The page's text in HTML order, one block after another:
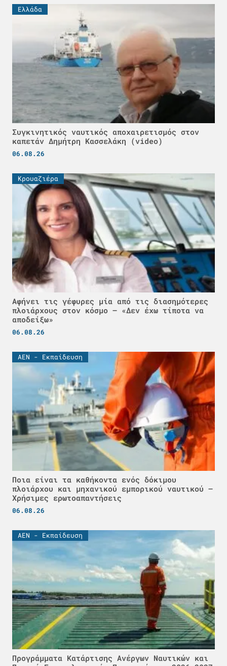
Ελλάδα
Συγκινητικός ναυτικός αποχαιρετισμός στον
καπετάν Δημήτρη Κασσελάκη (video)
06.08.26
Κρουαζιέρα
Αφήνει τις γέφυρες μία από τις διασημότερες
πλοιάρχους στον κόσμο – «Δεν έχω τίποτα να
αποδείξω»
06.08.26
ΑΕΝ - Εκπαίδευση
Ποια είναι τα καθήκοντα ενός δόκιμου
πλοιάρχου και μηχανικού εμπορικού ναυτικού –
Χρήσιμες ερωτοαπαντήσεις
06.08.26
ΑΕΝ - Εκπαίδευση
Προγράμματα Κατάρτισης Ανέργων Ναυτικών και